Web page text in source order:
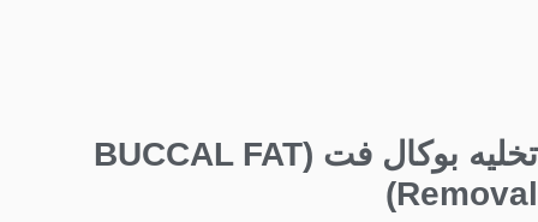
تخلیه بوکال فت (BUCCAL FAT
Removal)